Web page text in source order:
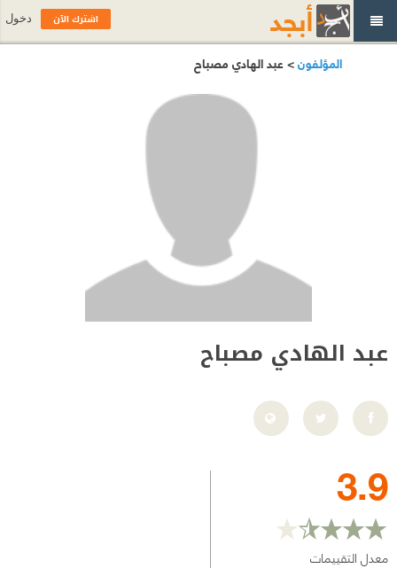
المؤلفون> عبد الهادي مصباح
عبد الهادي مصباح
3.9
معدل التقييمات
اشترك الآن دخول